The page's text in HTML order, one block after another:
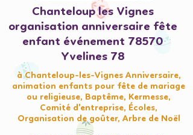
Chanteloup les Vignes
organisation anniversaire fête
enfant événement 78570
Yvelines 78
à Chanteloup-les-Vignes Anniversaire,
animation enfants pour fête de mariage
ou religieuse, Baptême, Kermesse,
Comité d'entreprise, Écoles,
Organisation de goûter, Arbre de Noël